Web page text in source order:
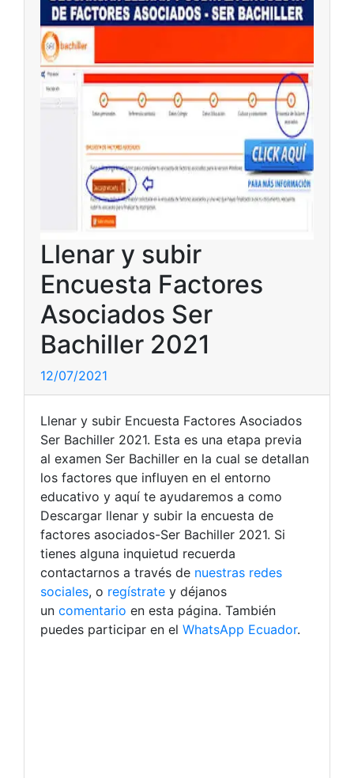
Llenar y subir
Encuesta Factores
Asociados Ser
Bachiller 2021
12/07/2021
Llenar y subir Encuesta Factores Asociados
Ser Bachiller 2021. Esta es una etapa previa
al examen Ser Bachiller en la cual se detallan
los factores que influyen en el entorno
educativo y aquí te ayudaremos a como
Descargar llenar y subir la encuesta de
factores asociados-Ser Bachiller 2021. Si
tienes alguna inquietud recuerda
contactarnos a través de nuestras redes
sociales, o regístrate y déjanos
un comentario en esta página. También
puedes participar en el WhatsApp Ecuador.